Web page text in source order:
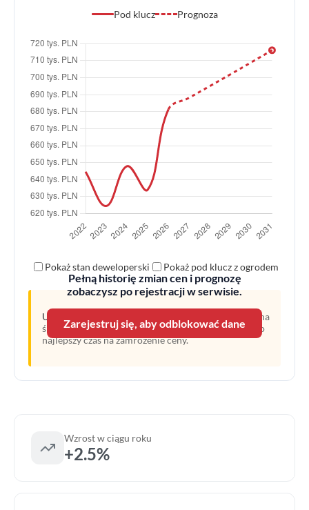
Pod klucz Prognoza
Pełną historię zmian cen i prognozę
zobaczysz po rejestracji w serwisie.
Zarejestruj się, aby odblokować dane
Pokaż stan deweloperski Pokaż pod klucz z ogrodem
Uwaga:
Linia przerywana oznacza prognozę opartą na
średnim wzroście z ostatnich lat. Obecny moment to
najlepszy czas na zamrożenie ceny.
Wzrost w ciągu roku
+2.5%